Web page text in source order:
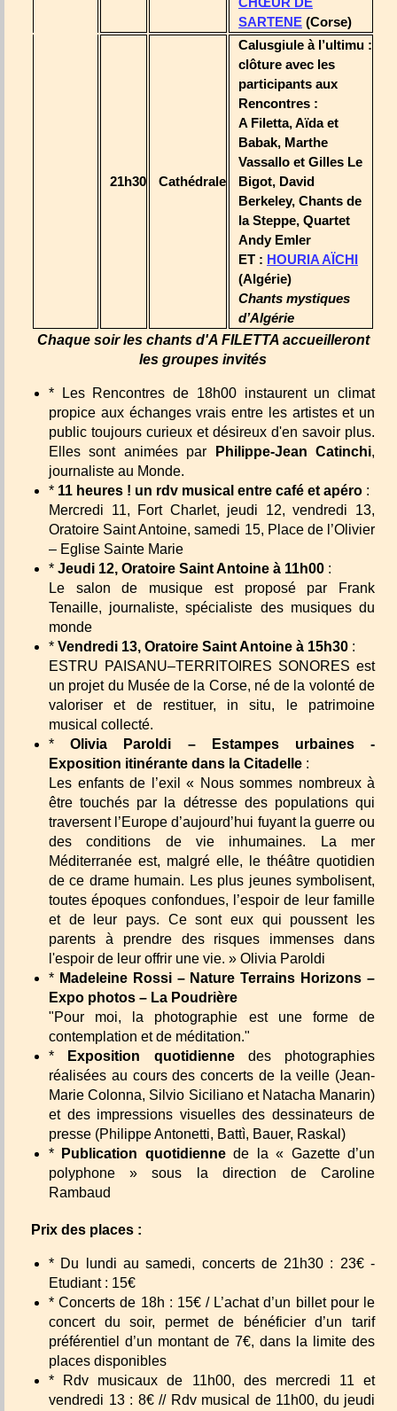
SARTENE (Corse)
21h30 Cathédrale
Calusgiule à l’ultimu :
clôture avec les
participants aux
Rencontres :
A Filetta, Aïda et
Babak, Marthe
Vassallo et Gilles Le
Bigot, David
Berkeley, Chants de
la Steppe, Quartet
Andy Emler
ET : HOURIA AÏCHI
(Algérie)
Chants mystiques
d’Algérie
Chaque soir les chants d'A FILETTA accueilleront
les groupes invités
* Les Rencontres de 18h00 instaurent un climat
propice aux échanges vrais entre les artistes et un
public toujours curieux et désireux d'en savoir plus.
Elles sont animées par
Philippe-Jean Catinchi,
journaliste au Monde.
* 11 heures ! un rdv musical entre café et apéro :
Mercredi 11, Fort Charlet, jeudi 12, vendredi 13,
Oratoire Saint Antoine, samedi 15, Place de l’Olivier
– Eglise Sainte Marie
* Jeudi 12, Oratoire Saint Antoine à 11h00 :
Le salon de musique est proposé par Frank
Tenaille, journaliste, spécialiste des musiques du
monde
* Vendredi 13, Oratoire Saint Antoine à 15h30 :
ESTRU PAISANU–TERRITOIRES SONORES est
un projet du Musée de la Corse, né de la volonté de
valoriser et de restituer, in situ, le patrimoine
musical collecté.
*Olivia Paroldi – Estampes urbaines -
Exposition itinérante dans la Citadelle :
Les enfants de l’exil « Nous sommes nombreux à
être touchés par la détresse des populations qui
traversent l’Europe d’aujourd’hui fuyant la guerre ou
des conditions de vie inhumaines. La mer
Méditerranée est, malgré elle, le théâtre quotidien
de ce drame humain. Les plus jeunes symbolisent,
toutes époques confondues, l’espoir de leur famille
et de leur pays. Ce sont eux qui poussent les
parents à prendre des risques immenses dans
l'espoir de leur offrir une vie. » Olivia Paroldi
* Madeleine Rossi – Nature Terrains Horizons –
Expo photos – La Poudrière
"Pour moi, la photographie est une forme de
contemplation et de méditation."
*
Exposition quotidienne des photographies
réalisées au cours des concerts de la veille (Jean-
Marie Colonna, Silvio Siciliano et Natacha Manarin)
et des impressions visuelles des dessinateurs de
presse (Philippe Antonetti, Battì, Bauer, Raskal)
*
Publication quotidiennede la « Gazette d’un
polyphone » sous la direction de Caroline
Rambaud
Prix des places :
* Du lundi au samedi, concerts de 21h30 : 23€ -
Etudiant : 15€
* Concerts de 18h : 15€ / L’achat d’un billet pour le
concert du soir, permet de bénéficier d’un tarif
préférentiel d’un montant de 7€, dans la limite des
places disponibles
* Rdv musicaux de 11h00, des mercredi 11 et
vendredi 13 : 8€ // Rdv musical de 11h00, du jeudi